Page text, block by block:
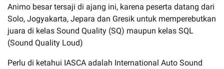
Animo besar tersaji di ajang ini, karena peserta datang dari
Solo, Jogyakarta, Jepara dan Gresik untuk memperebutkan
juara di kelas Sound Quality (SQ) maupun kelas SQL
(Sound Quality Loud)
Perlu di ketahui IASCA adalah International Auto Sound